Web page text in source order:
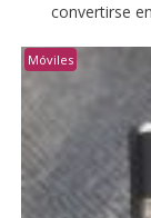
convertirse
Móviles